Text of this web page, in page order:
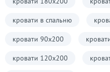
кровати в спальню
кровати 90х200
кровати 120х200